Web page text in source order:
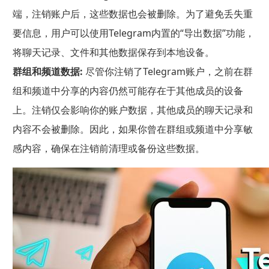
端，注销账户后，这些数据也会被删除。为了避免丢失重
要信息，用户可以使用Telegram内置的“导出数据”功能，
将聊天记录、文件和其他数据保存到本地设备。
群组和频道数据: 尽管你注销了Telegram账户，之前在群
组和频道中分享的内容仍然可能存在于其他成员的设备
上。注销仅会影响你的账户数据，其他成员的聊天记录和
内容不会被删除。因此，如果你曾在群组或频道中分享敏
感内容，确保在注销前清理或备份这些数据。